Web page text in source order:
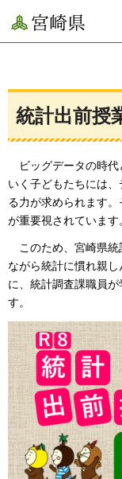
宮崎県
統計出前授
ビッグデータの時
いく子どもたちには
る力が求められます。
が重要視されています
このため、宮崎県統
ながら統計に慣れ親
に、統計調査課職員
す。